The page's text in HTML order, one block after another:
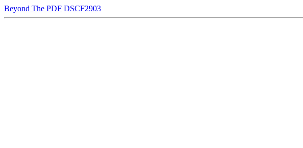
Beyond The PDF DSCF2903